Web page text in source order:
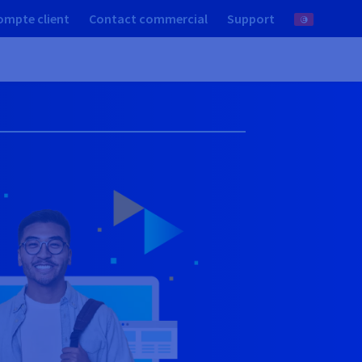
client Contact commercial Support